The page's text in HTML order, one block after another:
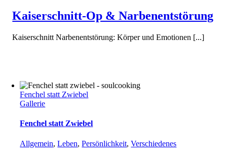
Kaiserschnitt-Op & Narbenentstörung
Kaiserschnitt Narbenentstörung: Körper und Emotionen [...]
Fenchel statt Zwiebel
Gallerie
Fenchel statt Zwiebel
Allgemein,Leben,Persönlichkeit,Verschiedenes